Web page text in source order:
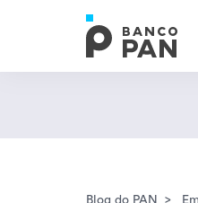
Blog do PAN